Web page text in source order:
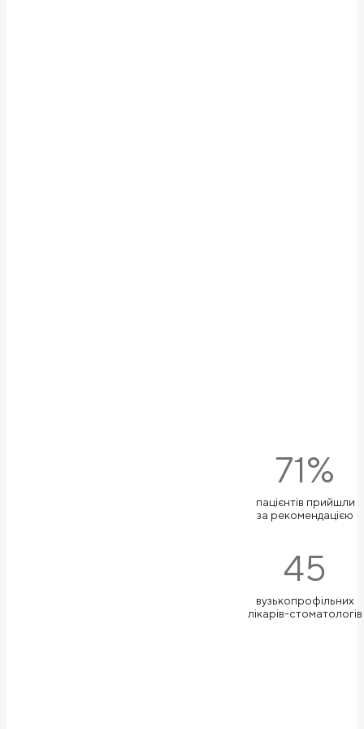
71%
пацієнтів прийшли
за рекомендацією
45
вузькопрофільних
лікарів-стоматологів